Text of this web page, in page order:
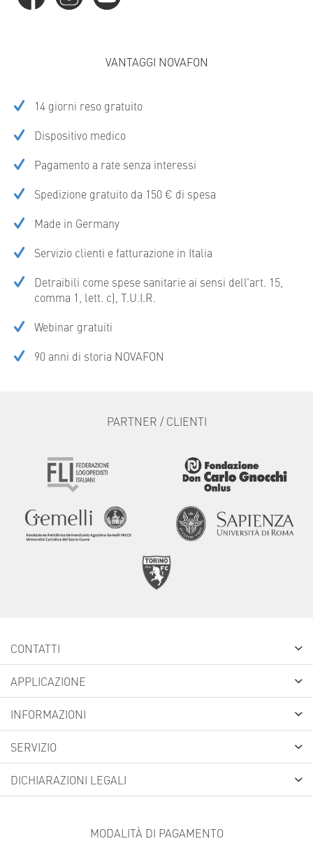
VANTAGGI NOVAFON
14 giorni reso gratuito
Dispositivo medico
Pagamento a rate senza interessi
Spedizione gratuito da 150 € di spesa
Made in Germany
Servizio clienti e fatturazione in Italia
Detraibili come spese sanitarie ai sensi dell’art. 15,
comma 1, lett. c), T.U.I.R.
Webinar gratuiti
90 anni di storia NOVAFON
PARTNER / CLIENTI
CONTATTI
APPLICAZIONE
INFORMAZIONI
SERVIZIO
DICHIARAZIONI LEGALI
MODALITÀ DI PAGAMENTO